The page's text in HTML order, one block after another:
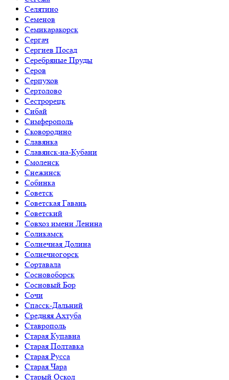
Селятино
Семенов
Семикаракорск
Сергач
Сергиев Посад
Серебряные Пруды
Серов
Серпухов
Сертолово
Сестрорецк
Сибай
Симферополь
Сковородино
Славянка
Славянск-на-Кубани
Смоленск
Снежинск
Собинка
Советск
Советская Гавань
Советский
Совхоз имени Ленина
Соликамск
Солнечная Долина
Солнечногорск
Сортавала
Сосновоборск
Сосновый Бор
Сочи
Спасск-Дальний
Средняя Ахтуба
Ставрополь
Старая Купавна
Старая Полтавка
Старая Русса
Старая Чара
Старый Оскол